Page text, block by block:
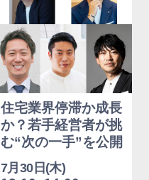
住宅業界停滞か成長
か？若手経営者が挑
む“次の一手”を公開
7月30日(木)